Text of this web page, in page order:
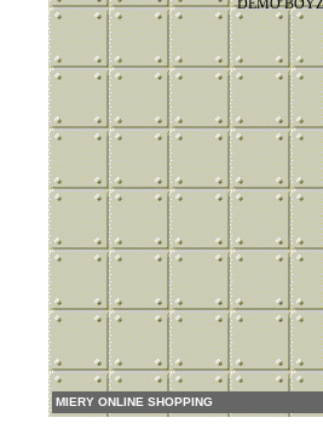
DEMO BOYZ
MIERY ONLINE SHOPPING